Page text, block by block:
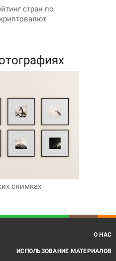
стран по
снимках
О НАС
ИСПОЛЬЗОВАНИЕ МАТЕРИАЛОВ